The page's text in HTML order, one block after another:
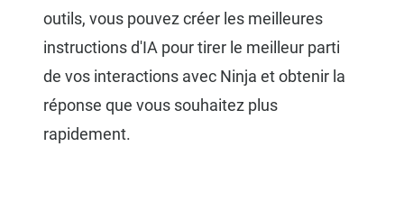
outils, vous pouvez créer les meilleures
instructions d'IA pour tirer le meilleur parti
de vos interactions avec Ninja et obtenir la
réponse que vous souhaitez plus
rapidement.